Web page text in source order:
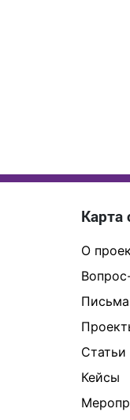
Карта
О
Письма
Статьи
Кейсы